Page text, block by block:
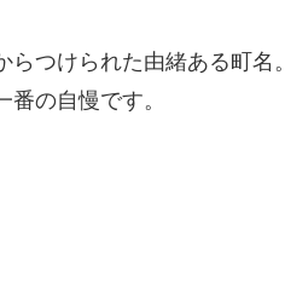
らつけられた由緒ある町名。
の自慢です。